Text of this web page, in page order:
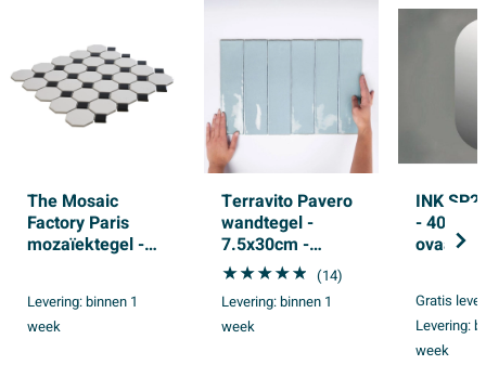
The Mosaic
Factory Paris
mozaïektegel -
vloertegel -
Achthoek -
Levering:binnen 1
week
Terravito Pavero
wandtegel -
7.5x30cm -
Rechthoek -
8.6mm - Sky
glans
(14)
Levering:binnen 1
week
INK
-
ovaal -
Spiegel
Gratis
Levering:
week